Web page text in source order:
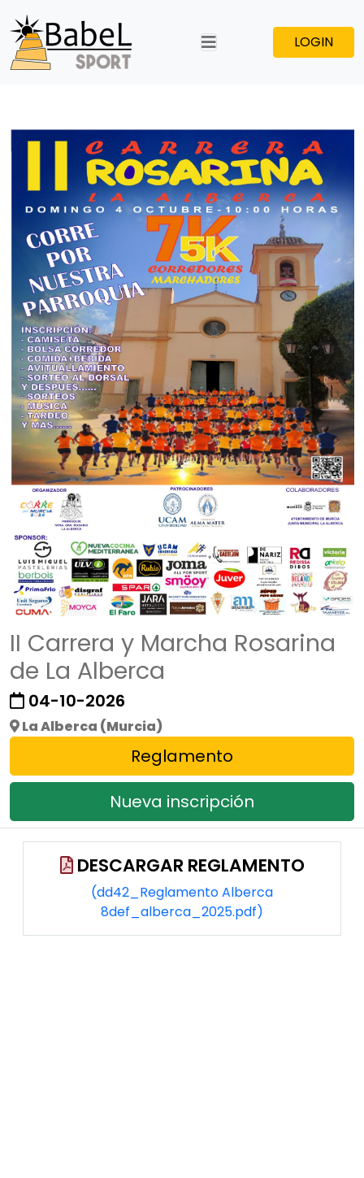
LOGIN
II Carrera y Marcha Rosarina
de La Alberca
04-10-2026
La Alberca (Murcia)
Reglamento
Nueva inscripción
DESCARGAR REGLAMENTO
(dd42_Reglamento Alberca
8def_alberca_2025.pdf)